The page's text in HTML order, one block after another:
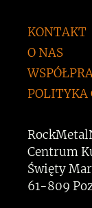
KONTAKT
O NAS
POLITYKA
Centrum
Święty
61-809